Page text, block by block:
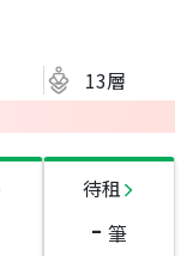
13層
待租
- 筆